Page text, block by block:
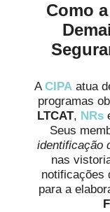
Como
ACIPA atua
programas
LTCAT, NRs
Seus
identificação
nas
notificações
para a